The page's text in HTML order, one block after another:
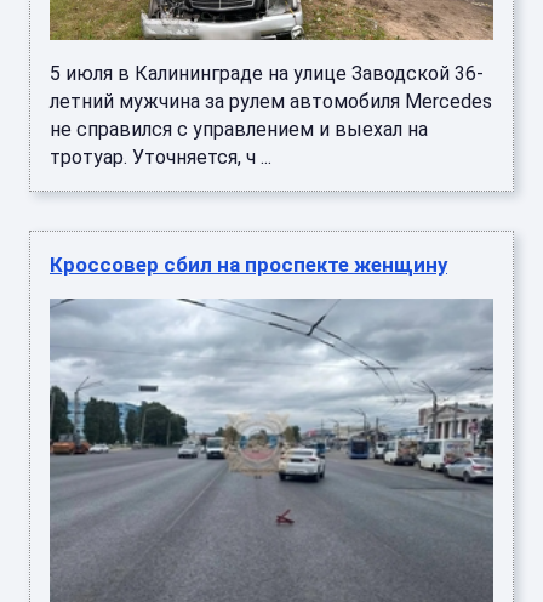
5 июля в Калининграде на улице Заводской 36-
летний мужчина за рулем автомобиля Mercedes
не справился с управлением и выехал на
тротуар. Уточняется, ч ...
Кроссовер сбил на проспекте женщину